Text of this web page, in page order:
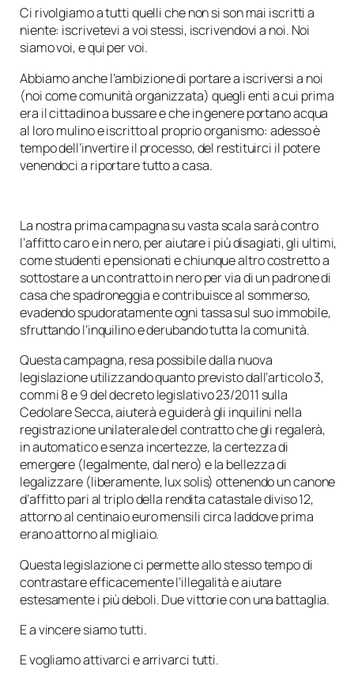
Ci rivolgiamo a tutti quelli che non si son mai iscritti a
niente: iscrivetevi a voi stessi, iscrivendovi a noi. Noi
siamo voi, e qui per voi.
Abbiamo anche l’ambizione di portare a iscriversi a noi
(noi come comunità organizzata) quegli enti a cui prima
era il cittadino a bussare e che in genere portano acqua
al loro mulino e iscritto al proprio organismo: adesso è
tempo dell’invertire il processo, del restituirci il potere
venendoci a riportare tutto a casa.
La nostra prima campagna su vasta scala sarà contro
l’affitto caro e in nero, per aiutare i più disagiati, gli ultimi,
come studenti e pensionati e chiunque altro costretto a
sottostare a un contratto in nero per via di un padrone di
casa che spadroneggia e contribuisce al sommerso,
evadendo spudoratamente ogni tassa sul suo immobile,
sfruttando l’inquilino e derubando tutta la comunità.
Questa campagna, resa possibile dalla nuova
legislazione utilizzando quanto previsto dall’articolo 3,
commi 8 e 9 del decreto legislativo 23/2011 sulla
Cedolare Secca, aiuterà e guiderà gli inquilini nella
registrazione unilaterale del contratto che gli regalerà,
in automatico e senza incertezze, la certezza di
emergere (legalmente, dal nero) e la bellezza di
legalizzare (liberamente, lux solis) ottenendo un canone
d’affitto pari al triplo della rendita catastale diviso 12,
attorno al centinaio euro mensili circa laddove prima
erano attorno al migliaio.
Questa legislazione ci permette allo stesso tempo di
contrastare efficacemente l’illegalità e aiutare
estesamente i più deboli. Due vittorie con una battaglia.
E a vincere siamo tutti.
E vogliamo attivarci e arrivarci tutti.